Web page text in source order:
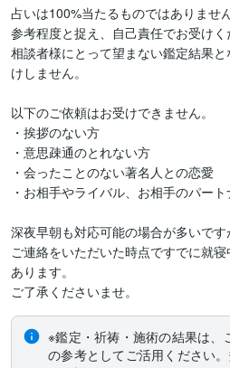
占いは100%当たるものではありません
参考程度と捉え、自己責任でお受けく
相談者様にとって望まない鑑定結果
けしません。
以下のご依頼はお受けできません。
・挨拶のない方
・意思疎通のとれない方
・会ったことのない著名人との恋愛
・お相手やライバル、お相手のパー
深夜早朝も対応可能の場合が多いです
ご連絡をいただいた時点ですでに就
あります。
ご了承くださいませ。
※鑑定・祈祷・施術の結果は、
の参考としてご活用ください